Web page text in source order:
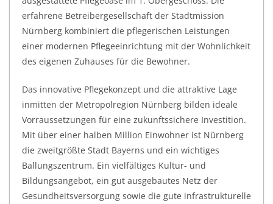
erfahrene Betreibergesellschaft der Stadtmission
Nürnberg kombiniert die pflegerischen Leistungen
einer modernen Pflegeeinrichtung mit der Wohnlichkeit
des eigenen Zuhauses für die Bewohner.
Das innovative Pflegekonzept und die attraktive Lage
inmitten der Metropolregion Nürnberg bilden ideale
Vorraussetzungen für eine zukunftssichere Investition.
Mit über einer halben Million Einwohner ist Nürnberg
die zweitgrößte Stadt Bayerns und ein wichtiges
Ballungszentrum. Ein vielfältiges Kultur- und
Bildungsangebot, ein gut ausgebautes Netz der
Gesundheitsversorgung sowie die gute infrastrukturelle